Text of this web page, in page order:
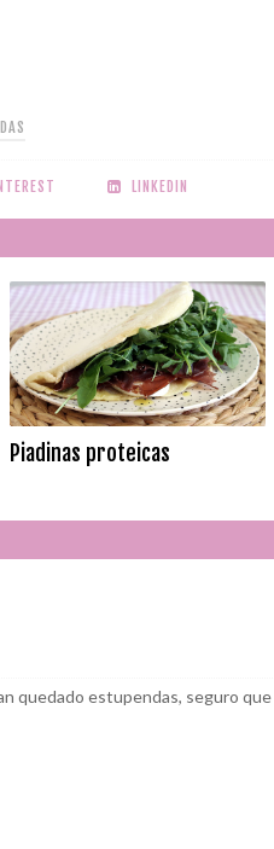
LINKEDIN
Piadinas proteicas
quedado estupendas, seguro que